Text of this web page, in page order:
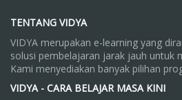
TENTANG VIDYA
VIDYA merupakan e-learning yang
solusi pembelajaran jarak jauh untuk
Kami menyediakan banyak pilihan
VIDYA - CARA BELAJAR MASA KINI